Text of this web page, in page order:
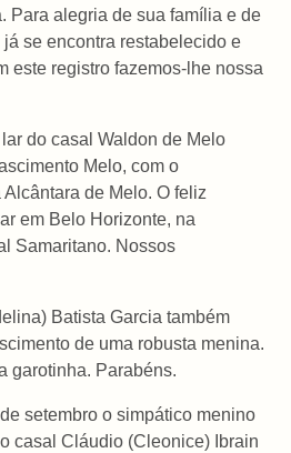
Para alegria de sua família e de
se encontra restabelecido e
este registro fazemos-lhe nossa
do casal Waldon de Melo
Melo, com o
de Melo. O feliz
em Belo Horizonte, na
Samaritano. Nossos
Batista Garcia também
de uma robusta menina.
garotinha. Parabéns.
setembro o simpático menino
casal Cláudio (Cleonice) Ibrain